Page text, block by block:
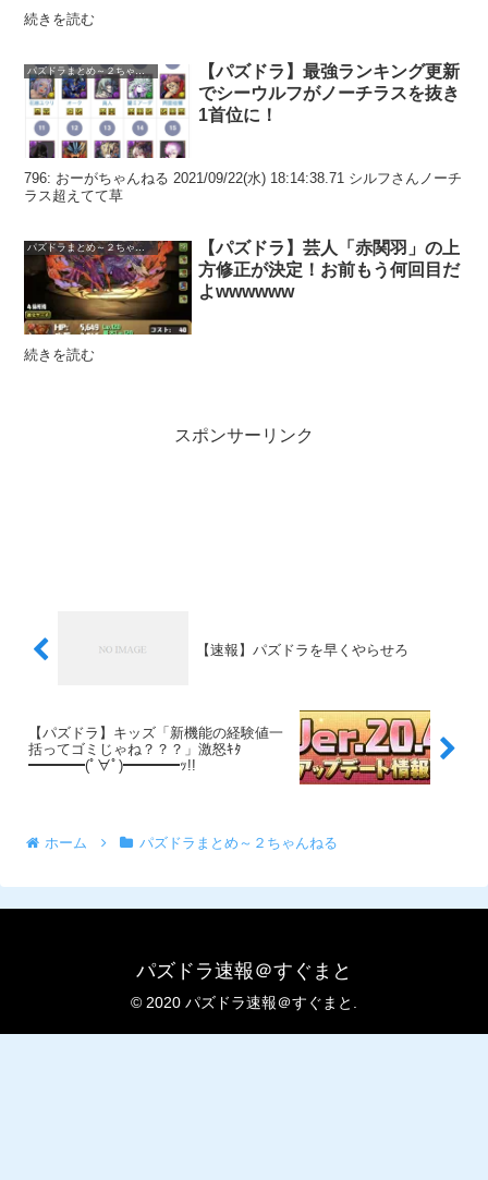
続きを読む
パズドラまとめ～２ちゃんねる
【パズドラ】最強ランキング更新
でシーウルフがノーチラスを抜き
1首位に！
796: おーがちゃんねる 2021/09/22(水) 18:14:38.71 シルフさんノーチ
ラス超えてて草
パズドラまとめ～２ちゃんねる
【パズドラ】芸人「赤関羽」の上
方修正が決定！お前もう何回目だ
よwwwwww
続きを読む
スポンサーリンク
【速報】パズドラを早くやらせろ
【パズドラ】キッズ「新機能の経験値一
括ってゴミじゃね？？？」激怒ｷﾀ
━━━━(ﾟ∀ﾟ)━━━━ｯ!!
ホーム パズドラまとめ～２ちゃんねる
パズドラ速報＠すぐまと
© 2020 パズドラ速報＠すぐまと.